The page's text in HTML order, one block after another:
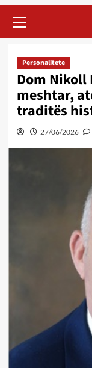
Menu
Personalitete
Dom Nikoll
meshtar,
traditës
27/06/2026